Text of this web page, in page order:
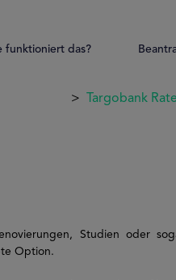
funktioniert das?
Targobank
Studien oder
Option.